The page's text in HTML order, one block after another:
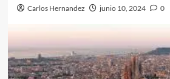
Carlos Hernandez junio 10, 2024 0